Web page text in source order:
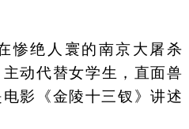
绝人寰的南京大屠杀
动代替女学生，直面兽
影《金陵十三钗》讲述